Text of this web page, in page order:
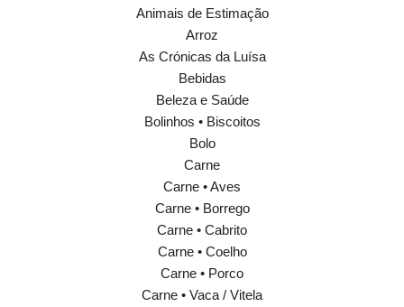
Animais de Estimação
Arroz
As Crónicas da Luísa
Bebidas
Beleza e Saúde
Bolinhos • Biscoitos
Bolo
Carne
Carne • Aves
Carne • Borrego
Carne • Cabrito
Carne • Coelho
Carne • Porco
Carne • Vaca / Vitela